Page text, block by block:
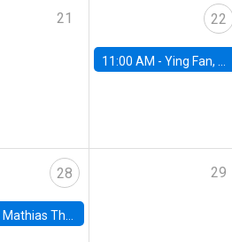
21 22
11:00 AM -Ying Fan, University of Michigan
28
Mathias Thoenig, University of Lausanne
29